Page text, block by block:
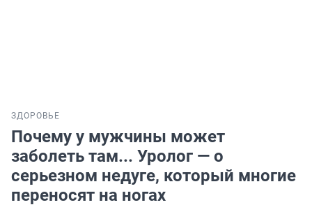
ЗДОРОВЬЕ
Почему у мужчины может
заболеть там... Уролог — о
серьезном недуге, который многие
переносят на ногах